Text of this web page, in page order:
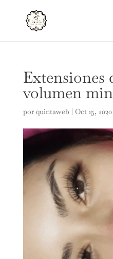
Extensiones
volumen
por quintaweb | Oct 15, 2020